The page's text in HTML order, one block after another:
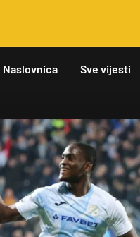
Naslovnica Sve vijesti